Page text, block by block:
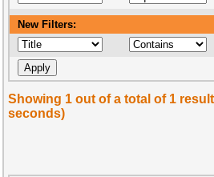
New Filters:
Showing 1 out of a total of 1
seconds)